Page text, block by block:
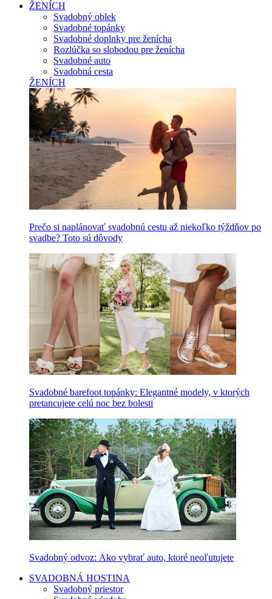
ŽENÍCH
Svadobný oblek
Svadobné topánky
Svadobné doplnky pre ženícha
Rozlúčka so slobodou pre ženícha
Svadobné auto
Svadobná cesta
ŽENÍCH
Prečo si naplánovať svadobnú cestu až niekoľko týždňov po
svadbe? Toto sú dôvody
Svadobné barefoot topánky: Elegantné modely, v ktorých
pretancujete celú noc bez bolesti
Svadobný odvoz: Ako vybrať auto, ktoré neoľutujete
SVADOBNÁ HOSTINA
Svadobný priestor